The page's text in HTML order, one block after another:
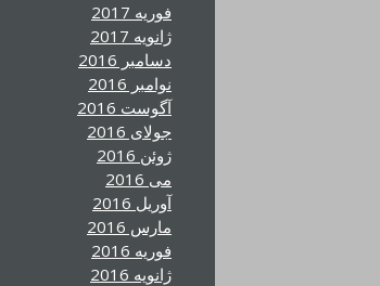
فوریه 2017
ژانویه 2017
دسامبر 2016
نوامبر 2016
آگوست 2016
جولای 2016
ژوئن 2016
می 2016
آوریل 2016
مارس 2016
فوریه 2016
ژانویه 2016